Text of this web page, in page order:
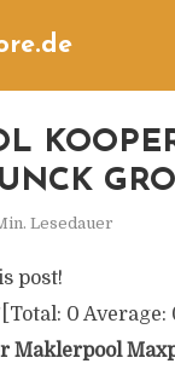
Lesedauer
post!
[Total: 0 Average:
Maklerpool